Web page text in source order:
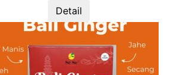
Detail